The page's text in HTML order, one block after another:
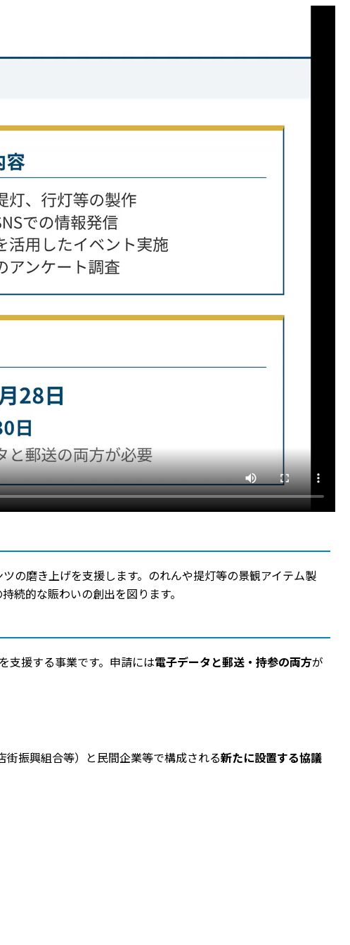
の磨き上げを支援します。のれんや提灯等の景観アイテム製
続的な賑わいの創出を図ります。
支援する事業です。申請には電子データと郵送・持参の両方が
振興組合等）と民間企業等で構成される新たに設置する協議